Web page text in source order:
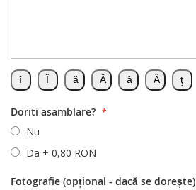
Doriti asamblare?
Nu
Da + 0,80 RON
Fotografie (opțional - dacă se dorește)